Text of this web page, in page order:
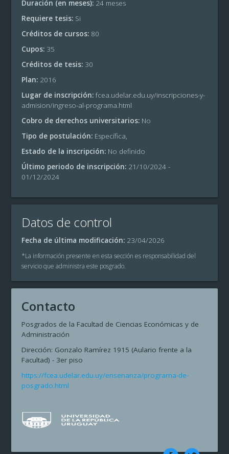
Duración (en meses): 24 meses
Requiere tesis: Si
Créditos de cursos: 80
Cupos: 35
Créditos de tesis: 30
Plan: 2016
Lugar de inscripción:fcea.udelar.edu.uy/inscripciones-y-
admision/ingreso-al-programa.html
Cobro de derechos universitarios: No
Tipo de postulación: Específica,
Estado de la inscripción: No definido
Último periodo de inscripción: 21/10/2024 -
01/12/2024
Datos de control
Fecha de última modificación: 23/04/2026
*La información presente en esta sección es responsabilidad del
servicio que administra este posgrado.
Contacto
Posgrados de la Facultad de Ciencias Económicas y de
Administración
Dirección: Gonzalo Ramírez 1915 (Aulario frente a la
Facultad) - 3er piso
https://fcea.udelar.edu.uy/ensenanza/programa-de-
posgrado.html